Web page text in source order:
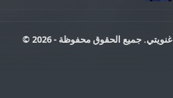
غنويتي. جميع الحقوق محفوظة - 2026 ©